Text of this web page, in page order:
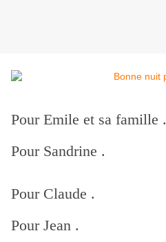
Pour Emile et sa famille .
Pour Sandrine .
Pour Claude .
Pour Jean .